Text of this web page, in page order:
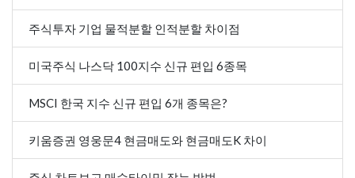
주식투자 기업 물적분할 인적분할 차이점
미국주식 나스닥 100지수 신규 편입 6종목
MSCI 한국 지수 신규 편입 6개 종목은?
키움증권 영웅문4 현금매도와 현금매도K 차이